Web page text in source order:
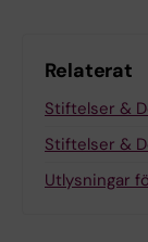
Relaterat
Stiftelser &
Stiftelser &
Utlysningar